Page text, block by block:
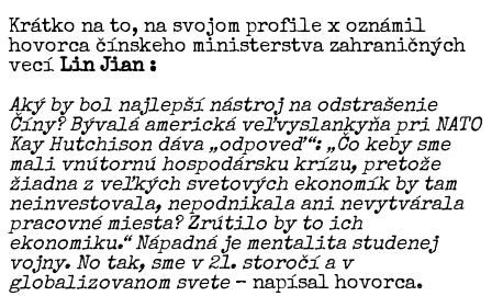
Krátko na to, na svojom profile x oznámil
hovorca čínskeho ministerstva zahraničných
vecí Lin Jian :
Aký by bol najlepší nástroj na odstrašenie
Číny? Bývalá americká veľvyslankyňa pri NATO
Kay Hutchison dáva „odpoveď“: „Čo keby sme
mali vnútornú hospodársku krízu, pretože
žiadna z veľkých svetových ekonomík by tam
neinvestovala, nepodnikala ani nevytvárala
pracovné miesta? Zrútilo by to ich
ekonomiku.“ Nápadná je mentalita studenej
vojny. No tak, sme v 21. storočí a v
globalizovanom svete– napísal hovorca.